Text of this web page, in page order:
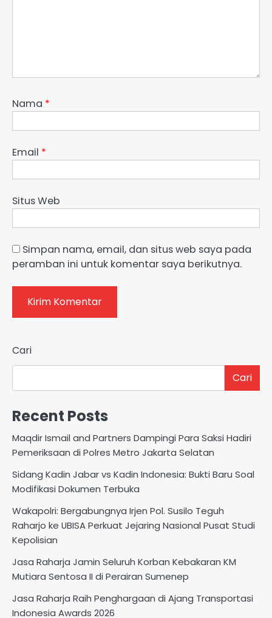
Nama *
Email *
Situs Web
Simpan nama, email, dan situs web saya pada
peramban ini untuk komentar saya berikutnya.
Cari
Cari
Recent Posts
Maqdir Ismail and Partners Dampingi Para Saksi Hadiri
Pemeriksaan di Polres Metro Jakarta Selatan
Sidang Kadin Jabar vs Kadin Indonesia: Bukti Baru Soal
Modifikasi Dokumen Terbuka
Wakapolri: Bergabungnya Irjen Pol. Susilo Teguh
Raharjo ke UBISA Perkuat Jejaring Nasional Pusat Studi
Kepolisian
Jasa Raharja Jamin Seluruh Korban Kebakaran KM
Mutiara Sentosa II di Perairan Sumenep
Jasa Raharja Raih Penghargaan di Ajang Transportasi
Indonesia Awards 2026